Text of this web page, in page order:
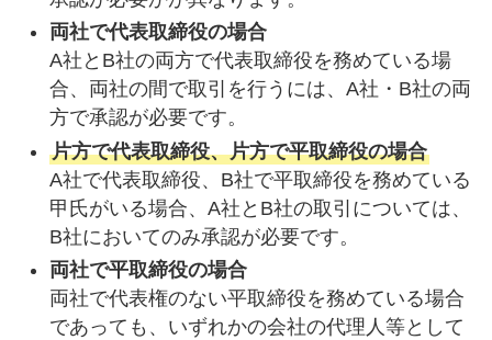
両社で代表取締役の場合
A社とB社の両方で代表取締役を務めている場
合、両社の間で取引を行うには、A社・B社の両
方で承認が必要です。
片方で代表取締役、片方で平取締役の場合
A社で代表取締役、B社で平取締役を務めている
甲氏がいる場合、A社とB社の取引については、
B社においてのみ承認が必要です。
両社で平取締役の場合
両社で代表権のない平取締役を務めている場合
であっても、いずれかの会社の代理人等として